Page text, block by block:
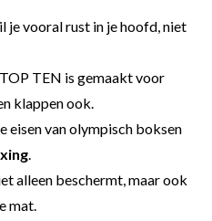
je vooral rust in je hoofd, niet
TEN is gemaakt voor
klappen ook.
eisen van olympisch boksen
.
alleen beschermt, maar ook
mat.